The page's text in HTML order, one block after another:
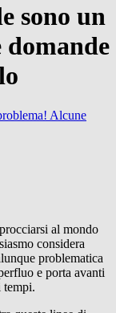
sono un
Alcune
al mondo
considera
problematica
e porta avanti
tempi.